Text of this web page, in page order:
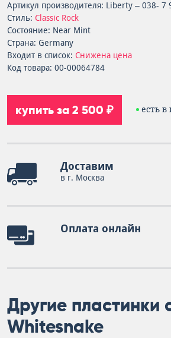
Артикул производителя: Liberty – 038- 7
Стиль: Classic Rock
Состояние: Near Mint
Страна: Germany
Входит в список: Снижена цена
Код товара: 00-00064784
купить за 2 500 ₽ есть
Доставим
в г. Москва
Оплата онлайн
Другие пластинки
Whitesnake